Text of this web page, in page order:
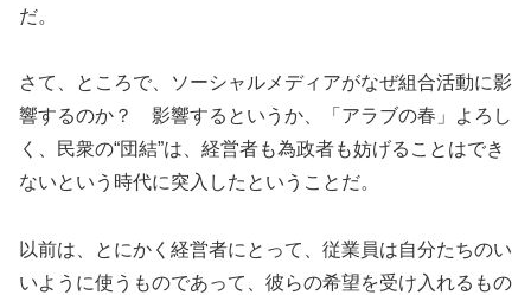
だ。
さて、ところで、ソーシャルメディアがなぜ組合活動に影
響するのか？ 影響するというか、「アラブの春」よろし
く、民衆の“団結”は、経営者も為政者も妨げることはでき
ないという時代に突入したということだ。
以前は、とにかく経営者にとって、従業員は自分たちのい
いように使うものであって、彼らの希望を受け入れるもの